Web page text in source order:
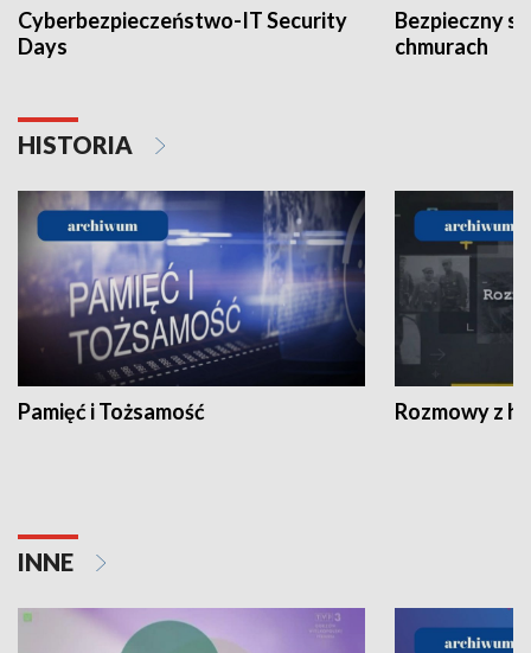
Cyberbezpieczeństwo-IT Security
Days
Bezpieczny
chmurach
HISTORIA
Pamięć i Tożsamość Rozmowy z
INNE